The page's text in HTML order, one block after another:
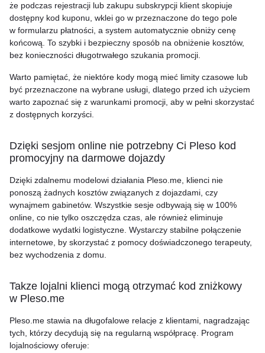
że podczas rejestracji lub zakupu subskrypcji klient skopiuje
dostępny kod kuponu, wklei go w przeznaczone do tego pole
w formularzu płatności, a system automatycznie obniży cenę
końcową. To szybki i bezpieczny sposób na obniżenie kosztów,
bez konieczności długotrwałego szukania promocji.
Warto pamiętać, że niektóre kody mogą mieć limity czasowe lub
być przeznaczone na wybrane usługi, dlatego przed ich użyciem
warto zapoznać się z warunkami promocji, aby w pełni skorzystać
z dostępnych korzyści.
Dzięki sesjom online nie potrzebny Ci Pleso kod
promocyjny na darmowe dojazdy
Dzięki zdalnemu modelowi działania Pleso.me, klienci nie
ponoszą żadnych kosztów związanych z dojazdami, czy
wynajmem gabinetów. Wszystkie sesje odbywają się w 100%
online, co nie tylko oszczędza czas, ale również eliminuje
dodatkowe wydatki logistyczne. Wystarczy stabilne połączenie
internetowe, by skorzystać z pomocy doświadczonego terapeuty,
bez wychodzenia z domu.
Takze lojalni klienci mogą otrzymać kod zniżkowy
w Pleso.me
Pleso.me stawia na długofalowe relacje z klientami, nagradzając
tych, którzy decydują się na regularną współpracę. Program
lojalnościowy oferuje: